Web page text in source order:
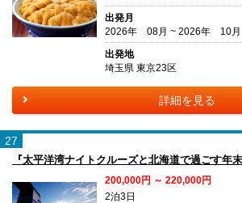
出発月
2026年 08月 ~ 2026年 10月
出発地
埼玉県 東京23区
詳細を見る
27
『太平洋湾ナイトクルーズと北海道で過ごす年
200,000円 ～ 220,000円
2泊3日